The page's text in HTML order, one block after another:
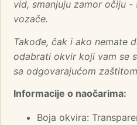
vid, smanjuju zamor očiju
vozače.
Takođe, čak i ako nemate
odabrati okvir koji vam se
sa odgovarajućom
Informacije o naočarima:
Boja okvira: